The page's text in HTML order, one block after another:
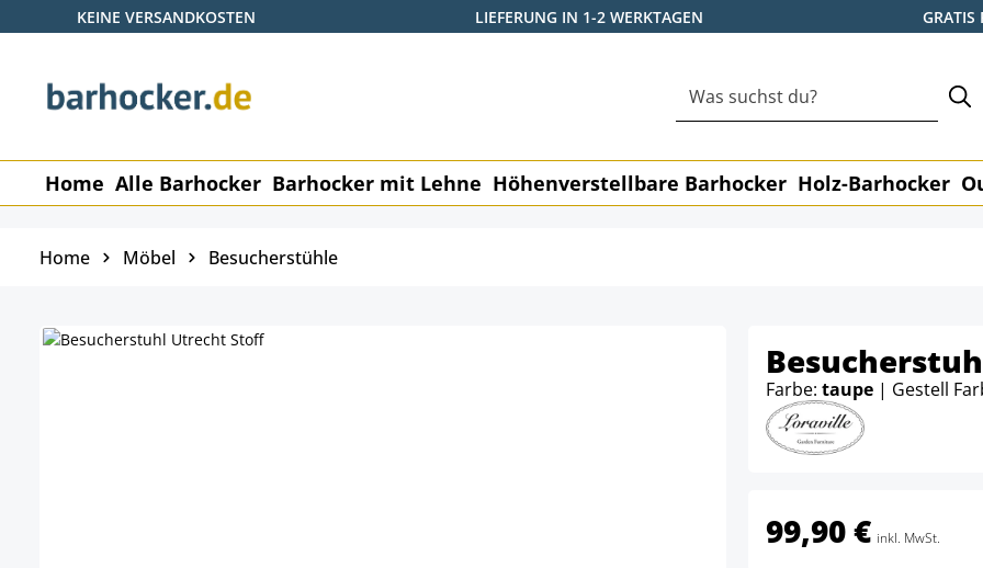
Hauptinhalt springen
Zur Suche springen
Zur Hauptnavigation springen
KEINE VERSANDKOSTEN LIEFERUNG IN 1-2 WERKTAGEN GRATIS
Home Alle Barhocker Barhocker mit Lehne Höhenverstellbare Barhocker Holz-Barhocker
Home Möbel Besucherstühle
Farbe: taupe | Gestell
99,90 € inkl. MwSt.